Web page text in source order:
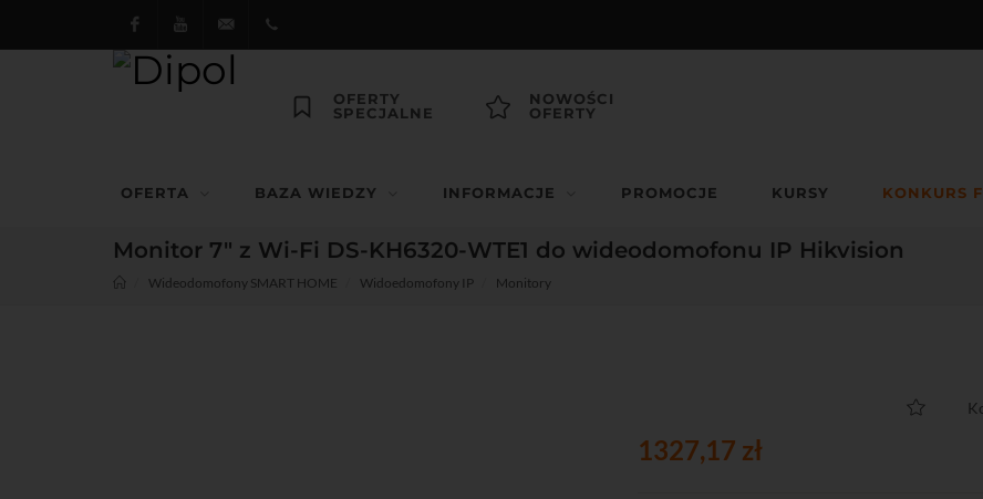
FacebookYoutubedipol@dipol.com.pl
OFERTY
SPECJALNE
NOWOŚCI
OFERTY
OFERTA BAZA WIEDZY INFORMACJE PROMOCJE KURSY KONKURS
Monitor 7" z Wi-Fi DS-KH6320-WTE1 do wideodomofonu IP Hikvision
Wideodomofony SMART HOME Widoedomofony IP Monitory
1327,17 zł